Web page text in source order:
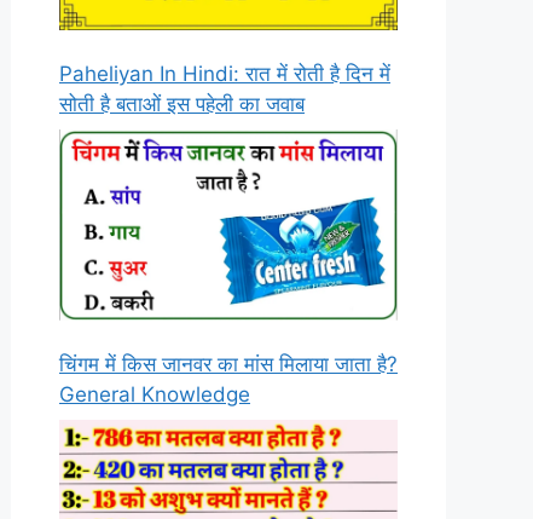
Paheliyan In Hindi: रात में रोती है दिन में
सोती है बताओं इस पहेली का जवाब
चिंगम में किस जानवर का मांस मिलाया जाता है?
General Knowledge